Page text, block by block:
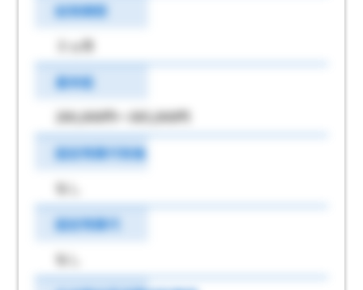
試用期間
３ヵ月
基本給
200,000円～385,000円
固定残業代有無
なし
固定残業代
なし